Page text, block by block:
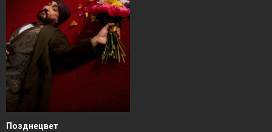
Позднецвет